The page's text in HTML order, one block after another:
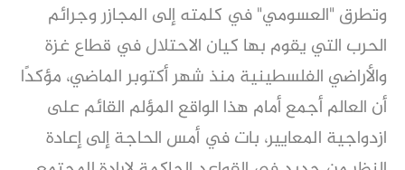
وتطرق "العسومي" في كلمته إلى المجازر وجرائم
الحرب التي يقوم بها كيان الاحتلال في قطاع غزة
والأراضي الفلسطينية منذ شهر أكتوبر الماضي، مؤكدًا
أن العالم أجمع أمام هذا الواقع المؤلم القائم على
ازدواجية المعايير، بات في أمس الحاجة إلى إعادة